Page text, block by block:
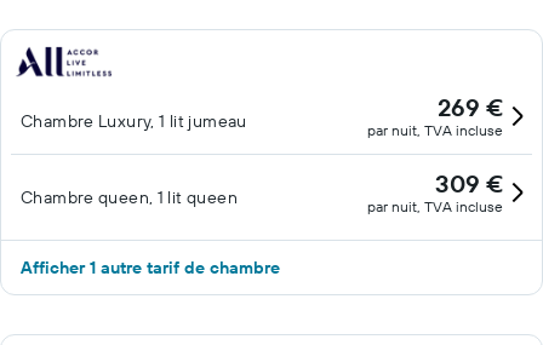
Chambre Luxury, 1 lit jumeau 269 €
par nuit, TVA incluse
Chambre queen, 1 lit queen 309 €
par nuit, TVA incluse
Afficher 1 autre tarif de chambre